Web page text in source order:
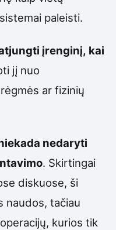
paleisti.
įrenginį, kai
jį nuo
ar fizinių
nedaryti
. Skirtingai
diskuose, ši
naudos, tačiau
kurios tik